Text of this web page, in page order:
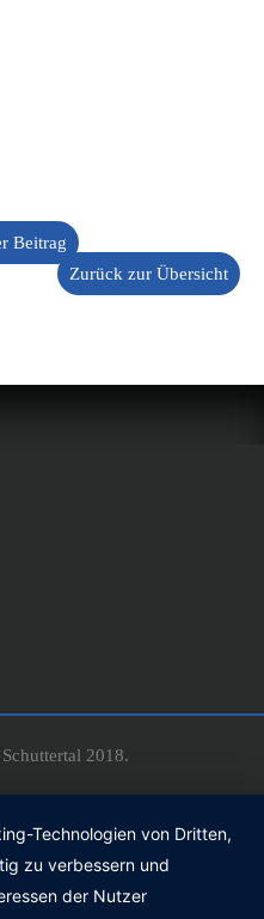
Beitrag
Zurück zur Übersicht
2018.
Technologien von Dritten,
zu verbessern und
der Nutzer